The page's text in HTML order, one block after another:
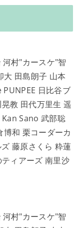
村"カースケ"智
大 田島朗子 山本
⽇⽐⾕ブ
教 ⽥代万⾥⽣ 遥
Sano 武部聡
和 栗コーダーカ
藤原さくら 粋蓮
ィアーズ 南⾥沙
村"カースケ"智